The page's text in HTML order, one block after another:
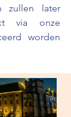
zullen later
via onze
worden